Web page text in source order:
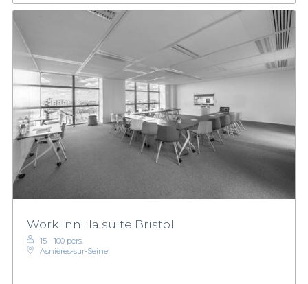
Work Inn : la suite Bristol
15 - 100 pers.
Asnières-sur-Seine